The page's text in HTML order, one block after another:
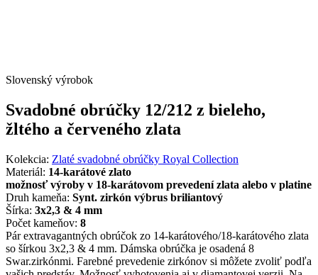
Slovenský výrobok
Svadobné obrúčky 12/212 z bieleho,
žltého a červeného zlata
Kolekcia: Zlaté svadobné obrúčky Royal Collection
Materiál: 14-karátové zlato
možnosť výroby v 18-karátovom prevedení zlata alebo v platine
Druh kameňa: Synt. zirkón výbrus briliantový
Šírka: 3x2,3 & 4 mm
Počet kameňov: 8
Pár extravagantných obrúčok zo 14-karátového/18-karátového zlata
so šírkou 3x2,3 & 4 mm. Dámska obrúčka je osadená 8
Swar.zirkónmi. Farebné prevedenie zirkónov si môžete zvoliť podľa